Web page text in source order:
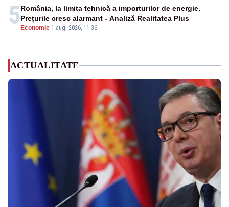
5 Economie-1 aug. 2026, 11:36
România, la limita tehnică a importurilor de energie.
Prețurile cresc alarmant - Analiză Realitatea Plus
ACTUALITATE